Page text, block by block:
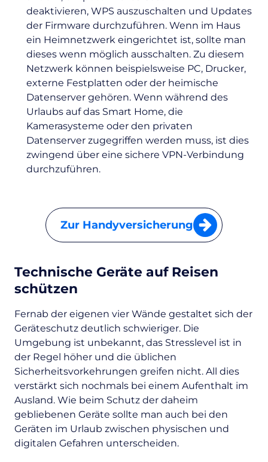
deaktivieren, WPS auszuschalten und Updates
der Firmware durchzuführen. Wenn im Haus
ein Heimnetzwerk eingerichtet ist, sollte man
dieses wenn möglich ausschalten. Zu diesem
Netzwerk können beispielsweise PC, Drucker,
externe Festplatten oder der heimische
Datenserver gehören. Wenn während des
Urlaubs auf das Smart Home, die
Kamerasysteme oder den privaten
Datenserver zugegriffen werden muss, ist dies
zwingend über eine sichere VPN-Verbindung
durchzuführen.
Zur Handyversicherung
Technische Geräte auf Reisen
schützen
Fernab der eigenen vier Wände gestaltet sich der
Geräteschutz deutlich schwieriger. Die
Umgebung ist unbekannt, das Stresslevel ist in
der Regel höher und die üblichen
Sicherheitsvorkehrungen greifen nicht. All dies
verstärkt sich nochmals bei einem Aufenthalt im
Ausland. Wie beim Schutz der daheim
gebliebenen Geräte sollte man auch bei den
Geräten im Urlaub zwischen physischen und
digitalen Gefahren unterscheiden.